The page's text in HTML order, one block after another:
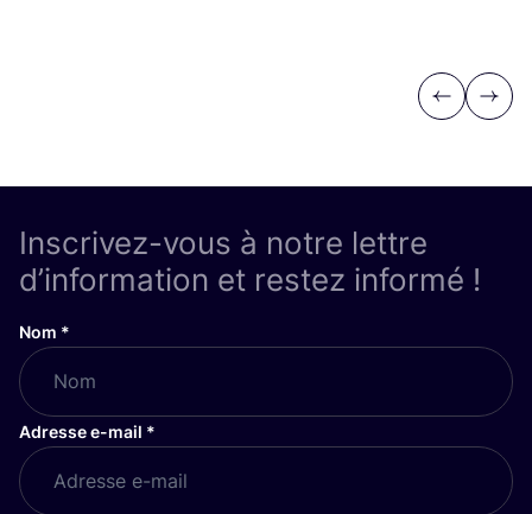
Previous
Next
Inscrivez-vous à notre lettre
d’information et restez informé !
Nom *
Adresse e-mail *